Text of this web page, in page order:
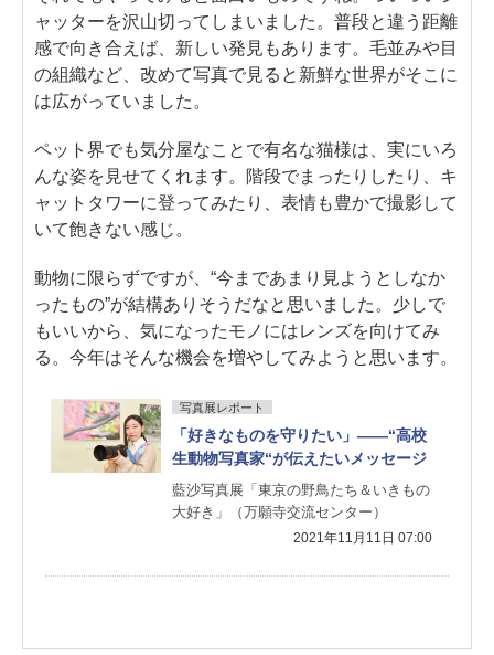
ャッターを沢山切ってしまいました。普段と違う距離
感で向き合えば、新しい発見もあります。毛並みや目
の組織など、改めて写真で見ると新鮮な世界がそこに
は広がっていました。
ペット界でも気分屋なことで有名な猫様は、実にいろ
んな姿を見せてくれます。階段でまったりしたり、キ
ャットタワーに登ってみたり、表情も豊かで撮影して
いて飽きない感じ。
動物に限らずですが、“今まであまり見ようとしなか
ったもの”が結構ありそうだなと思いました。少しで
もいいから、気になったモノにはレンズを向けてみ
る。今年はそんな機会を増やしてみようと思います。
写真展レポート
「好きなものを守りたい」――“高校
生動物写真家“が伝えたいメッセージ
藍沙写真展「東京の野鳥たち＆いきもの
大好き」（万願寺交流センター）
2021年11月11日 07:00